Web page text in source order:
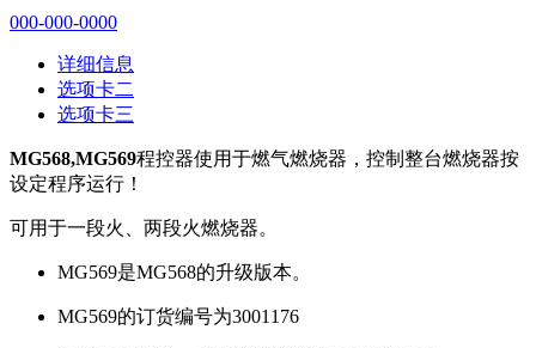
000-000-0000
详细信息
选项卡二
选项卡三
MG568,MG569程控器使用于燃气燃烧器，控制整台燃烧器按
设定程序运行！
可用于一段火、两段火燃烧器。
MG569是MG568的升级版本。
MG569的订货编号为3001176